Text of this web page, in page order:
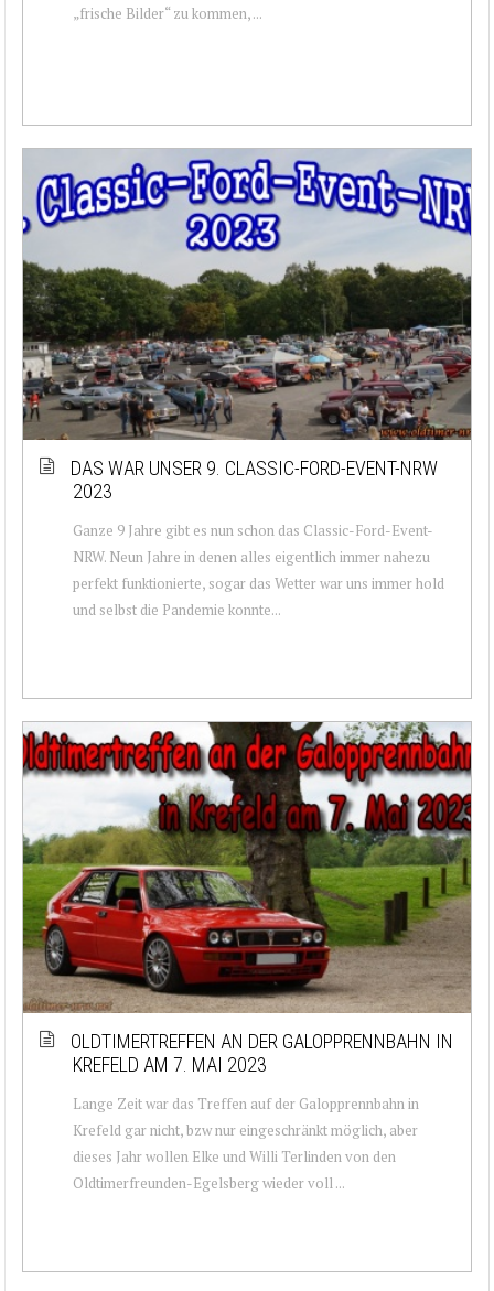
„frische Bilder“ zu kommen, ...
DAS WAR UNSER 9. CLASSIC-FORD-EVENT-NRW
2023
Ganze 9 Jahre gibt es nun schon das Classic-Ford-Event-
NRW. Neun Jahre in denen alles eigentlich immer nahezu
perfekt funktionierte, sogar das Wetter war uns immer hold
und selbst die Pandemie konnte...
OLDTIMERTREFFEN AN DER GALOPPRENNBAHN IN
KREFELD AM 7. MAI 2023
Lange Zeit war das Treffen auf der Galopprennbahn in
Krefeld gar nicht, bzw nur eingeschränkt möglich, aber
dieses Jahr wollen Elke und Willi Terlinden von den
Oldtimerfreunden-Egelsberg wieder voll ...